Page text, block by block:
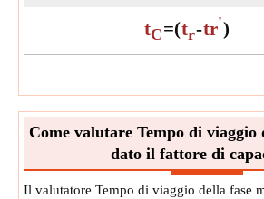
tC=(tr-tr')
Come valutare Tempo di viaggio
dato il fattore di
Il valutatore Tempo di viaggio della fase